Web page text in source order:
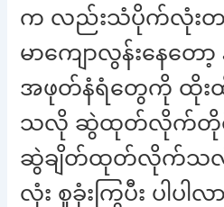
က လည်းသံပိုက်လုံးတစ်
မာကျောလွန်းနေတေ
အဖုတ်နံရံတွေကို ထိုးထို
သလို ဆွဲထုတ်လိုက်တိုင်း
ဆွဲချိတ်ထုတ်လိုက်သလို
လုံး စူခုံးကြွပီး ပါပါလ